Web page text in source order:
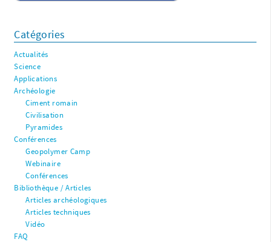
Catégories
Actualités
Science
Applications
Archéologie
Ciment romain
Civilisation
Pyramides
Conférences
Geopolymer Camp
Webinaire
Conférences
Bibliothèque / Articles
Articles archéologiques
Articles techniques
Vidéo
FAQ